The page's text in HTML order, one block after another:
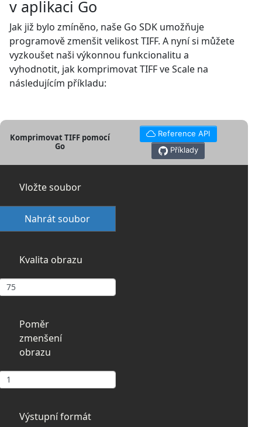
v aplikaci Go
Jak již bylo zmíněno, naše Go SDK umožňuje
programově zmenšit velikost TIFF. A nyní si můžete
vyzkoušet naši výkonnou funkcionalitu a
vyhodnotit, jak komprimovat TIFF ve Scale na
následujícím příkladu:
Komprimovat TIFF pomocí
Go
Reference API
Příklady
Vložte soubor
Nahrát soubor
Kvalita obrazu
Poměr
zmenšení
obrazu
Výstupní formát